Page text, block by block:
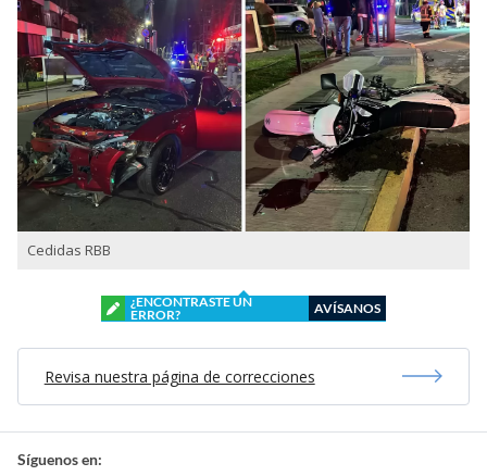
Cedidas RBB
¿ENCONTRASTE UN
ERROR?
AVÍSANOS
Revisa nuestra página de correcciones
Síguenos en: